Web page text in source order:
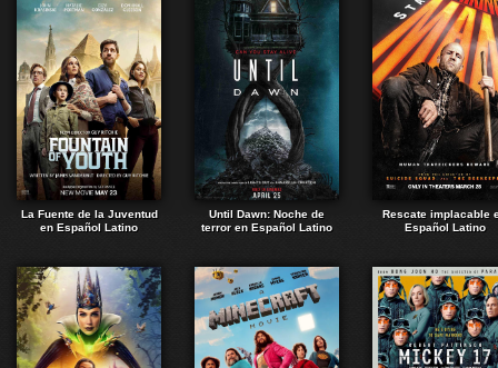
La Fuente de la Juventud
en Español Latino
Until Dawn: Noche de
terror en Español Latino
Rescate implacable
Español Latino